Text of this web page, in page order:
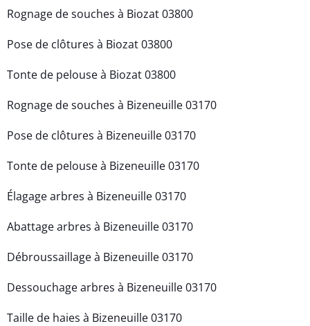
Rognage de souches à Biozat 03800
Pose de clôtures à Biozat 03800
Tonte de pelouse à Biozat 03800
Rognage de souches à Bizeneuille 03170
Pose de clôtures à Bizeneuille 03170
Tonte de pelouse à Bizeneuille 03170
Élagage arbres à Bizeneuille 03170
Abattage arbres à Bizeneuille 03170
Débroussaillage à Bizeneuille 03170
Dessouchage arbres à Bizeneuille 03170
Taille de haies à Bizeneuille 03170